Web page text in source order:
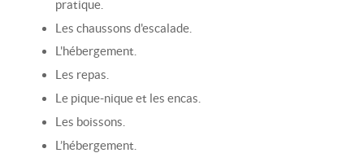
pratique.
Les chaussons d'escalade.
L'hébergement.
Les repas.
Le pique-nique et les encas.
Les boissons.
L’hébergement.